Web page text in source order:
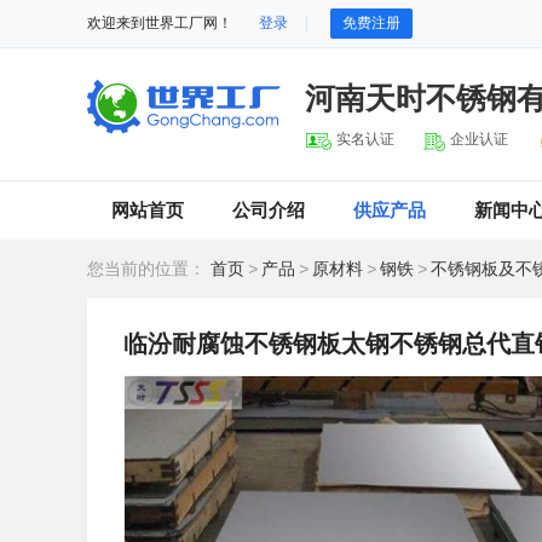
欢迎来到世界工厂网！ 登录 免费注册
河南天时不锈钢
实名认证 企业认证
网站首页 公司介绍 供应产品 新闻中
您当前的位置： 首页 > 产品 > 原材料 >钢铁 >不锈钢板及不
临汾耐腐蚀不锈钢板太钢不锈钢总代直